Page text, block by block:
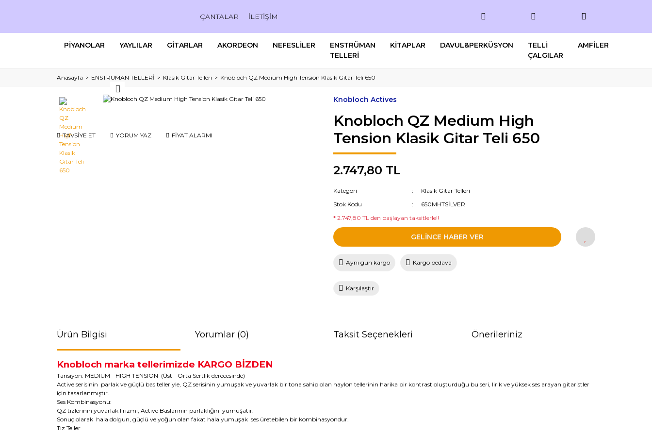
ÇANTALAR İLETİŞİM
PİYANOLAR YAYLILAR GİTARLAR AKORDEON NEFESLİLER
ENSTRÜMAN
TELLERİ
KİTAPLAR DAVUL&PERKÜSYON
TELLİ
ÇALGILAR
AMFİLER
Anasayfa ENSTRÜMAN TELLERİ Klasik Gitar Telleri Knobloch QZ Medium High Tension Klasik Gitar Teli 650
TAVSİYE ET YORUM YAZ FİYAT ALARMI
Knobloch Actives
Knobloch QZ Medium High
Tension Klasik Gitar Teli 650
2.747,80 TL
Kategori
Klasik Gitar Telleri
Stok Kodu
650MHTSİLVER
* 2.747,80 TL den başlayan taksitlerle!!
GELİNCE HABER VER
Aynı gün kargo Kargo bedava
Karşılaştır
Ürün Bilgisi Yorumlar (0) Taksit Seçenekleri Önerileriniz
Knobloch marka tellerimizde KARGO BİZDEN
Tansiyon: MEDIUM - HIGH TENSION (Üst - Orta Sertlik derecesinde)
Active serisinin parlak ve güçlü bas telleriyle, QZ serisinin yumuşak ve yuvarlak bir tona sahip olan naylon tellerinin harika bir kontrast oluşturduğu bu seri, lirik ve yüksek ses arayan gitaristler
için tasarlanmıştır.
Ses Kombinasyonu:
QZ tizlerinin yuvarlak lirizmi, Active Baslarının parlaklığını yumuşatır.
Sonuç olarak hala dolgun, güçlü ve yoğun olan fakat hala yumuşak ses üretebilen bir kombinasyondur.
Tiz Teller